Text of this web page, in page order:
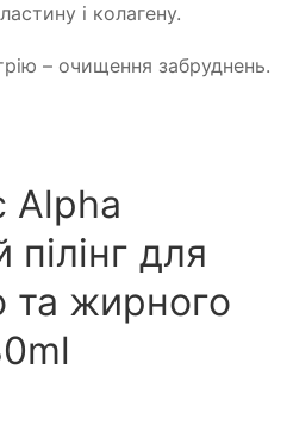
і колагену.
– очищення забруднень.
Alpha
для
та жирного